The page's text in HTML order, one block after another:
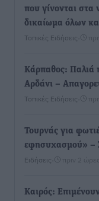
που γίνονται στα
δικαίωμα όλων
Τοπικές Ειδήσεις
Κάρπαθος: Παλιά
Αρδάνι –
Τοπικές Ειδήσεις
Τουρνάς για
εφησυχασμού» –
Ειδήσεις πριν 2 ώρες
Καιρός: